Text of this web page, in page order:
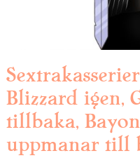
Blizzard igen,
tillbaka,
uppmanar till